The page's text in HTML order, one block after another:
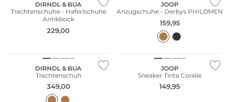
DIRNDL & BUA
Trachtenschuhe - Haferlschuhe
Antikbock
229,00
JOOP
Anzugschuhe - Derbys PHILOMEN
159,95
DIRNDL & BUA
Trachtenschuh
349,00
JOOP
Sneaker Tinta Coralie
149,95